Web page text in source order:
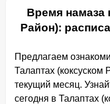
Время намаза
Район):
Предлагаем
Талаптах (коксуском
текущий месяц.
сегодня в Талаптах